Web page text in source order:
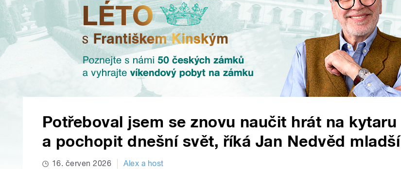
Potřeboval jsem se znovu naučit hrát na kytaru
a pochopit dnešní svět, říká Jan Nedvěd mladší
16. červen 2026 Alex a host